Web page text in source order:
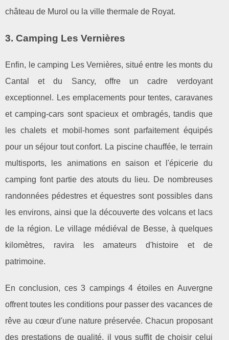
château de Murol ou la ville thermale de Royat.
3. Camping Les Vernières
Enfin, le camping Les Vernières, situé entre les monts du
Cantal et du Sancy, offre un cadre verdoyant
exceptionnel. Les emplacements pour tentes, caravanes
et camping-cars sont spacieux et ombragés, tandis que
les chalets et mobil-homes sont parfaitement équipés
pour un séjour tout confort. La piscine chauffée, le terrain
multisports, les animations en saison et l'épicerie du
camping font partie des atouts du lieu. De nombreuses
randonnées pédestres et équestres sont possibles dans
les environs, ainsi que la découverte des volcans et lacs
de la région. Le village médiéval de Besse, à quelques
kilomètres, ravira les amateurs d'histoire et de
patrimoine.
En conclusion, ces 3 campings 4 étoiles en Auvergne
offrent toutes les conditions pour passer des vacances de
rêve au cœur d'une nature préservée. Chacun proposant
des prestations de qualité, il vous suffit de choisir celui